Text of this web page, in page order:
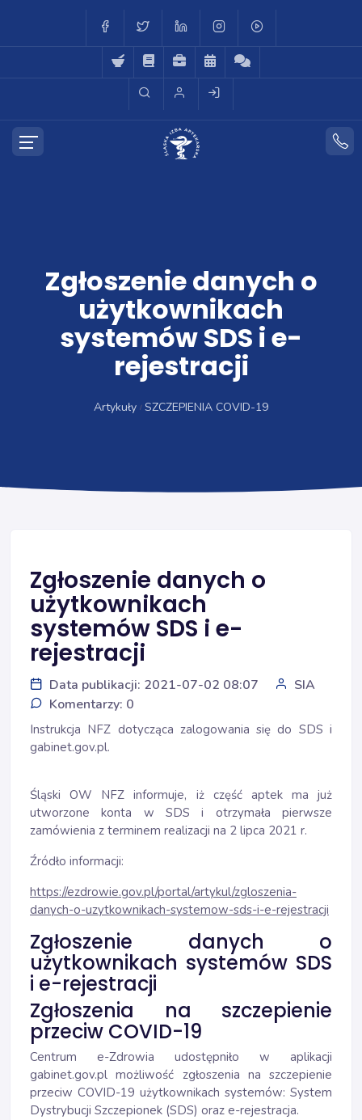
Zgłoszenie danych o
użytkownikach
systemów SDS i e-
rejestracji
Artykuły SZCZEPIENIA COVID-19
Zgłoszenie danych o
użytkownikach
systemów SDS i e-
rejestracji
Data publikacji: 2021-07-02 08:07
SIA
Komentarzy: 0
Instrukcja NFZ dotycząca zalogowania się do SDS i
gabinet.gov.pl.
Śląski OW NFZ informuje, iż część aptek ma już
utworzone konta w SDS i otrzymała pierwsze
zamówienia z terminem realizacji na 2 lipca 2021 r.
Źródło informacji:
https://ezdrowie.gov.pl/portal/artykul/zgloszenia-
danych-o-uzytkownikach-systemow-sds-i-e-rejestracji
Zgłoszenie danych o
użytkownikach systemów SDS
i e-rejestracji
Zgłoszenia na szczepienie
przeciw COVID-19
Centrum e-Zdrowia udostępniło w aplikacji
gabinet.gov.pl możliwość zgłoszenia na szczepienie
przeciw COVID-19 użytkownikach systemów: System
Dystrybucji Szczepionek (SDS) oraz e-rejestracja.